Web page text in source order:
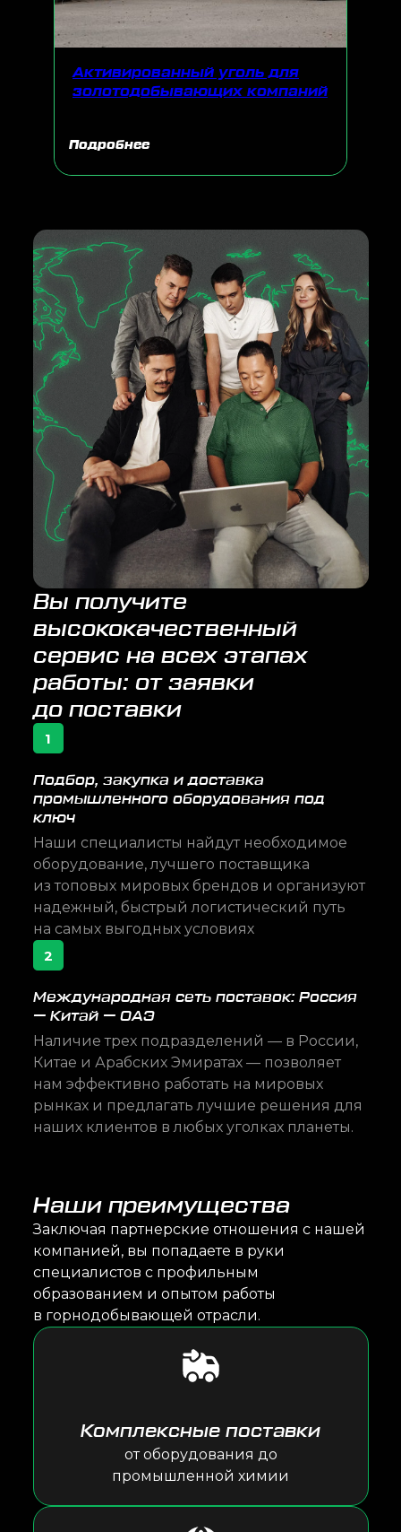
Активированный уголь для
золотодобывающих компаний
Подробнее
Вы получите
высококачественный
сервис на всех этапах
работы: от заявки
до поставки
1
Подбор, закупка и доставка
промышленного оборудования под
ключ
Наши специалисты найдут необходимое
оборудование, лучшего поставщика
из топовых мировых брендов и организуют
надежный, быстрый логистический путь
на самых выгодных условиях
2
Международная сеть поставок: Россия
— Китай — ОАЭ
Наличие трех подразделений — в России,
Китае и Арабских Эмиратах — позволяет
нам эффективно работать на мировых
рынках и предлагать лучшие решения для
наших клиентов в любых уголках планеты.
Наши преимущества
Заключая партнерские отношения с нашей
компанией, вы попадаете в руки
специалистов с профильным
образованием и опытом работы
в горнодобывающей отрасли.
Комплексные поставки
от оборудования до
промышленной химии